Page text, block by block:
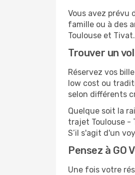
Vous avez prévu
famille ou à des
Toulouse et Tivat.
Trouver un
Réservez vos
low cost ou
selon différents
Quelque soit la
trajet Toulouse -
S’il s'agit d'un
Pensez à GO
Une fois votre